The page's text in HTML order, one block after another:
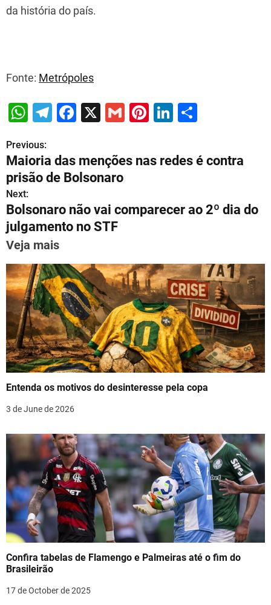
da história do país.
Fonte: Metrópoles
W
at
s
A
p
p
T
e
gr
a
m
F
e
b
o
o
X
G
l
Pi
e
Li
k
e
n
ar
e
P
o
s
t
n
a
v
i
g
a
t
n
Previous:
Maioria das menções nas redes é contra
prisão de Bolsonaro
Next:
Bolsonaro não vai comparecer ao 2º dia do
julgamento no STF
Veja mais
Entenda os motivos do desinteresse pela copa
3 de June de 2026
Confira tabelas de Flamengo e Palmeiras até o fim do
Brasileirão
17 de October de 2025